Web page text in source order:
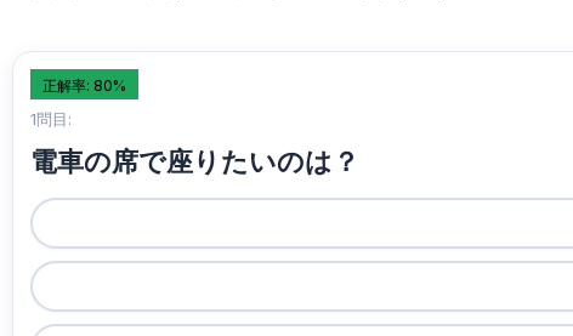
正解率: 80%
1問目:
電車の席で座りたいのは？